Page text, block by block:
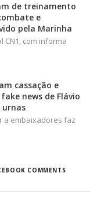
de treinamento
e
pela Marinha
CN1, com informa
cassação e
news de Flávio
urnas
a embaixadores faz
COMMENTS